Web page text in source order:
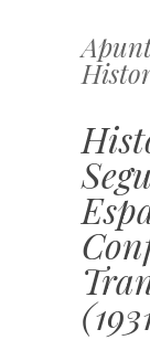
Saltar
al